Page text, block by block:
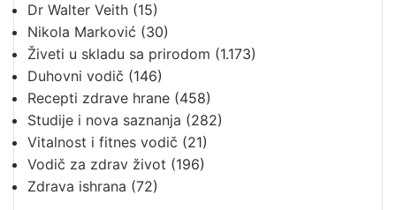
Dr Walter Veith (15)
Nikola Marković (30)
Živeti u skladu sa prirodom (1.173)
Duhovni vodič (146)
Recepti zdrave hrane (458)
Studije i nova saznanja (282)
Vitalnost i fitnes vodič (21)
Vodič za zdrav život (196)
Zdrava ishrana (72)